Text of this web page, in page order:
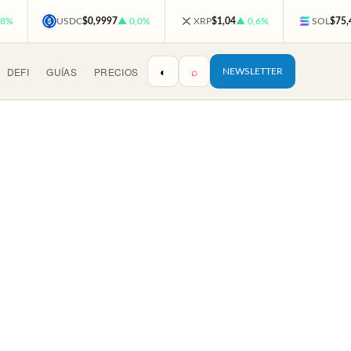
USDC$0,9997▲ 0,0% XRP$1,04▲ 0,6% SOL
DEFI GUÍAS PRECIOS ◐ ⌕ NEWSLETTER